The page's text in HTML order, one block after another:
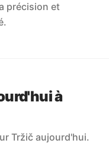
précision et
à
Tržič aujourd'hui.